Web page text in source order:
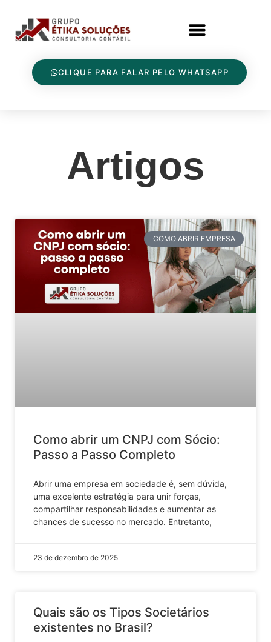
CLIQUE PARA FALAR PELO WHATSAPP
Artigos
COMO ABRIR EMPRESA
Como abrir um CNPJ com Sócio:
Passo a Passo Completo
Abrir uma empresa em sociedade é, sem dúvida,
uma excelente estratégia para unir forças,
compartilhar responsabilidades e aumentar as
chances de sucesso no mercado. Entretanto,
23 de dezembro de 2025
Quais são os Tipos Societários
existentes no Brasil?